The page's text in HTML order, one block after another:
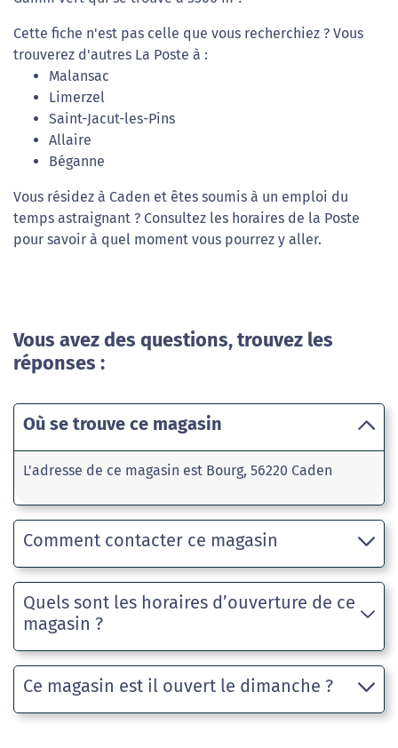
Cette fiche n'est pas celle que vous recherchiez ? Vous
trouverez d'autres La Poste à :
Malansac
Limerzel
Saint-Jacut-les-Pins
Allaire
Béganne
Vous résidez à Caden et êtes soumis à un emploi du
temps astraignant ? Consultez les horaires de la Poste
pour savoir à quel moment vous pourrez y aller.
Vous avez des questions, trouvez les
réponses :
Où se trouve ce magasin
L'adresse de ce magasin est Bourg, 56220 Caden
Comment contacter ce magasin
Quels sont les horaires d’ouverture de ce
magasin ?
Ce magasin est il ouvert le dimanche ?